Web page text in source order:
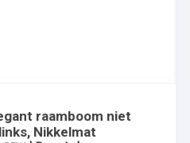
raamboom niet
Nikkelmat